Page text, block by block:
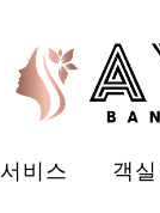
서비스 객